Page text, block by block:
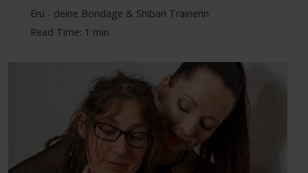
Eru - deine Bondage & Shibari Trainerin
Read Time: 1 min